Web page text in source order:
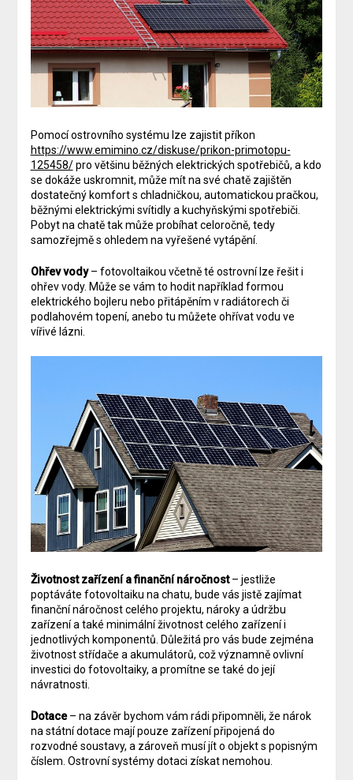
Pomocí ostrovního systému lze zajistit příkon
https://www.emimino.cz/diskuse/prikon-primotopu-
125458/pro většinu běžných elektrických spotřebičů, a kdo
se dokáže uskromnit, může mít na své chatě zajištěn
dostatečný komfort s chladničkou, automatickou pračkou,
běžnými elektrickými svítidly a kuchyňskými spotřebiči.
Pobyt na chatě tak může probíhat celoročně, tedy
samozřejmě s ohledem na vyřešené vytápění.
Ohřev vody– fotovoltaikou včetně té ostrovní lze řešit i
ohřev vody. Může se vám to hodit například formou
elektrického bojleru nebo přitápěním v radiátorech či
podlahovém topení, anebo tu můžete ohřívat vodu ve
vířivé lázni.
Životnost zařízení a finanční náročnost– jestliže
poptáváte fotovoltaiku na chatu, bude vás jistě zajímat
finanční náročnost celého projektu, nároky a údržbu
zařízení a také minimální životnost celého zařízení i
jednotlivých komponentů. Důležitá pro vás bude zejména
životnost střídače a akumulátorů, což významně ovlivní
investici do fotovoltaiky, a promítne se také do její
návratnosti.
Dotace– na závěr bychom vám rádi připomněli, že nárok
na státní dotace mají pouze zařízení připojená do
rozvodné soustavy, a zároveň musí jít o objekt s popisným
číslem. Ostrovní systémy dotaci získat nemohou.